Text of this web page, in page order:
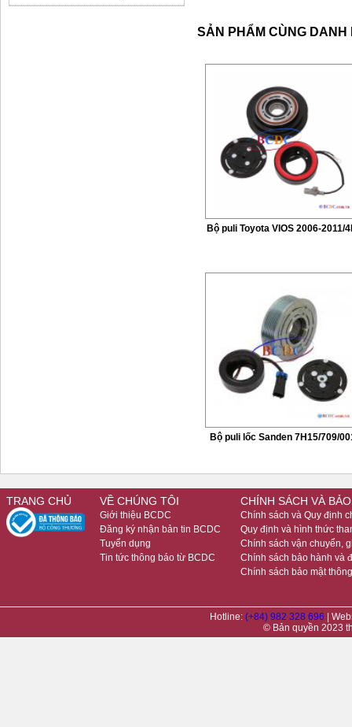
SẢN PHẨM CÙNG
Bộ puli Toyota VIOS 2006-2011/
Bộ puli lốc Sanden 7H15/709/
TRANG CHỦ VỀ CHÚNG TÔI
Giới thiệu BCDC
Đăng ký nhận bản tin BCDC
Tuyển dụng
Tin tức thông báo từ BCDC
CHÍNH SÁCH VÀ
Chính sách và Quy định
Quy định và hình thức
Chính sách vận chuyển,
Chính sách bảo hành và
Chính sách bảo mật
Hotline: (+84) 982 328 696
|
© Bản quyền 2023